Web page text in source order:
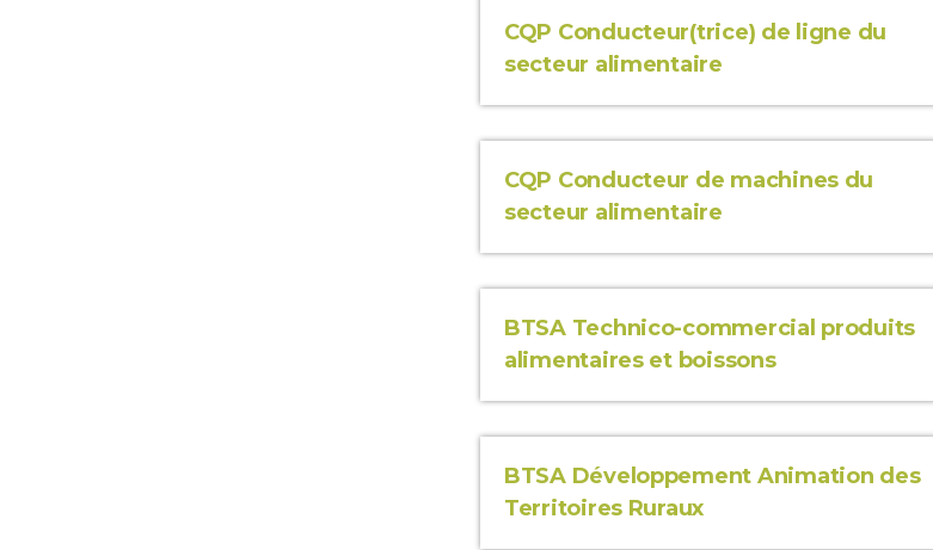
CQP Conducteur(trice) de ligne du
secteur alimentaire
CQP Conducteur de machines du
secteur alimentaire
BTSA Technico-commercial produits
alimentaires et boissons
BTSA Développement Animation des
Territoires Ruraux